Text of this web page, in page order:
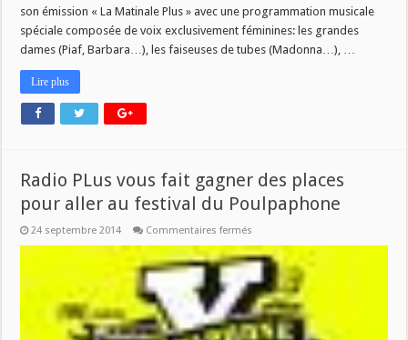
son émission « La Matinale Plus » avec une programmation musicale
spéciale composée de voix exclusivement féminines: les grandes
dames (Piaf, Barbara…), les faiseuses de tubes (Madonna…), …
Lire plus
Radio PLus vous fait gagner des places
pour aller au festival du Poulpaphone
24 septembre 2014 Commentaires fermés
PLus
vous
gagner
des
places
pour
aller